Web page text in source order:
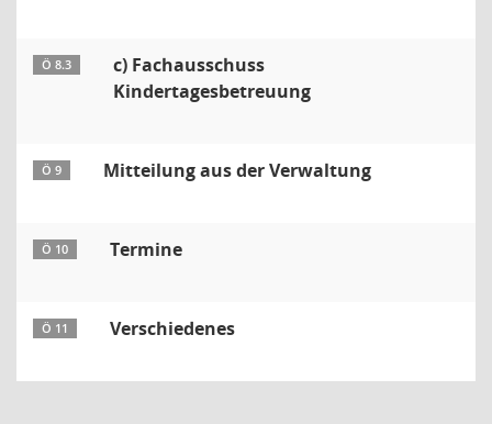
Ö 8.3
c) Fachausschuss
Kindertagesbetreuung
Ö 9 Mitteilung aus der Verwaltung
Ö 10 Termine
Ö 11 Verschiedenes